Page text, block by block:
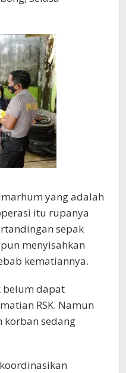
yang adalah
itu rupanya
sepak
menyisahkan
kematiannya.
belum dapat
RSK. Namun
korban sedang